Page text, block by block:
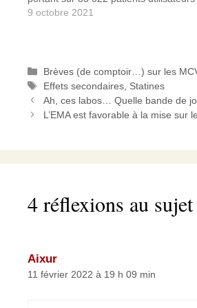
non-utilisateurs de statines. Bien
9 octobre 2021
Catégories
Brèves (de comptoir…) sur les
Étiquettes
Effets secondaires Statines
Ah, ces labos… Quelle bande de
L’EMA est favorable à la mise sur
4 réflexions au
Aixur
11 février 2022 à 19 h 09 min